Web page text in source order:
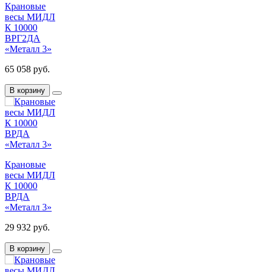
Крановые
весы МИДЛ
К 10000
ВРГ2ДА
«Металл 3»
65 058 руб.
В корзину
Крановые
весы МИДЛ
К 10000
ВРДА
«Металл 3»
29 932 руб.
В корзину